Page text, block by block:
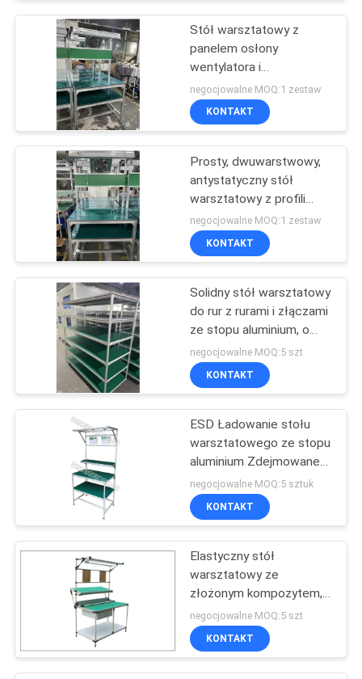
Rura stalowa
pokryta tworzywem
sztucznym
Rury stalowe
Pipe Workbench
Roller Track
31
Stół warsztatowy z
panelem osłony
wentylatora i
dwuwarstwowym
antystatycznym
zespołem profili
stół warsztatowy do
odprowadzania ciepła w
warsztatach
charakteryzujących się
wysoką temperaturą.
negocjowalne MOQ:1 zestaw
KONTAKT
Prosty, dwuwarstwowy,
antystatyczny stół
warsztatowy z profili
aluminiowych typu
otwartego - lekki i tani
prototypowy stół
negocjowalne MOQ:1 zestaw
KONTAKT
Solidny stół warsztatowy
do rur z rurami i złączami
ze stopu aluminium, o
nośności od 100 do 120
kg i zdejmowanymi,
niestandardowymi
wszechstronność
negocjowalne MOQ:5 szt
KONTAKT
ESD Ładowanie stołu
warsztatowego ze stopu
aluminium Zdejmowane
niestandardowe półki
negocjowalne MOQ:5 sztuk
KONTAKT
Elastyczny stół
warsztatowy ze
złożonym kompozytem, ​​
ława laboratoryjna z
metalu przemysłowego
negocjowalne MOQ:5 szt
KONTAKT